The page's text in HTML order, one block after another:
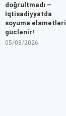
doğrultmadı –
İqtisadiyyatda
soyuma əlamətləri
güclənir!
05/08/2026